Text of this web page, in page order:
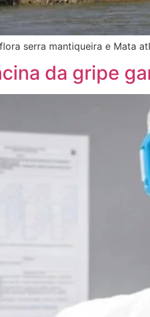
serra mantiqueira e Mata
da gripe